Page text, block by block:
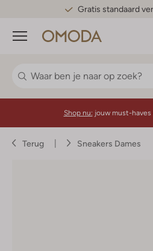
Gratis standaard
Menu
Shop nu: jouw must-
Terug Sneakers Dames